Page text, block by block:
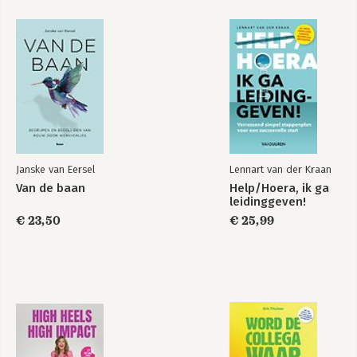
Bekijk alle boeken
De doorwerkers van morgen 69
Annie Onderwater (1939) – kaasboerin 73
‘Als ik stop dan houdt het op’
Waarom zou je doorwerken? De feiten 81
Emiko Kannan (1950) – bloemschikker en medisch tolk 000
‘Werk vormt de kern van wie ik ben’
Doorwerkers wereldwijd 000
Ans Tiecken (1938) – kleuteronderwijzeres 85
‘Toen ik zevenenvijftig was moest ik met pensioen.
Daar zat ik dus niet op te wachten’
Nieuwe (werk)woorden 93
Leonoor Broeder (1950) – uitgever 109
‘Als ik het druk heb, kan ik betere beslissingen nemen,
dan ben ik scherp’
Doorwerkers: good for the business 135
Ina Reijn (1954) – reorganisatiemanager 139
‘Ik wil mijn denkkracht kunnen blijven aanspreken’
Werk als identiteit 149
Janske van Eersel
Van de baan
€ 23,50
Lennart van der Kraan
Help/Hoera, ik ga
leidinggeven!
€ 25,99